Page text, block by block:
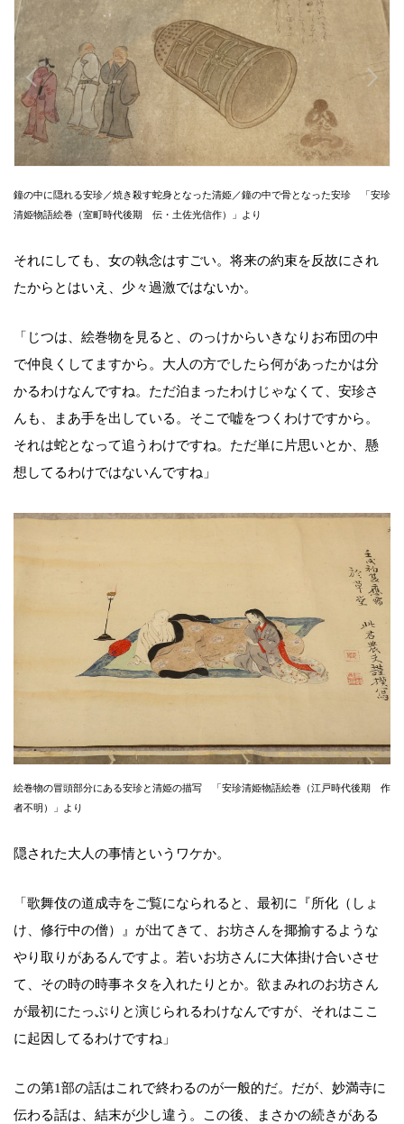
鐘の中に隠れる安珍／焼き殺す蛇身となった清姫／鐘の中で骨となった安珍 「安珍
清姫物語絵巻（室町時代後期 伝・土佐光信作）」より
それにしても、女の執念はすごい。将来の約束を反故にされ
たからとはいえ、少々過激ではないか。
「じつは、絵巻物を見ると、のっけからいきなりお布団の中
で仲良くしてますから。大人の方でしたら何があったかは分
かるわけなんですね。ただ泊まったわけじゃなくて、安珍さ
んも、まあ手を出している。そこで嘘をつくわけですから。
それは蛇となって追うわけですね。ただ単に片思いとか、懸
想してるわけではないんですね」
絵巻物の冒頭部分にある安珍と清姫の描写 「安珍清姫物語絵巻（江戸時代後期 作
者不明）」より
隠された大人の事情というワケか。
「歌舞伎の道成寺をご覧になられると、最初に『所化（しょ
け、修行中の僧）』が出てきて、お坊さんを揶揄するような
やり取りがあるんですよ。若いお坊さんに大体掛け合いさせ
て、その時の時事ネタを入れたりとか。欲まみれのお坊さん
が最初にたっぷりと演じられるわけなんですが、それはここ
に起因してるわけですね」
この第1部の話はこれで終わるのが一般的だ。だが、妙満寺に
伝わる話は、結末が少し違う。この後、まさかの続きがある